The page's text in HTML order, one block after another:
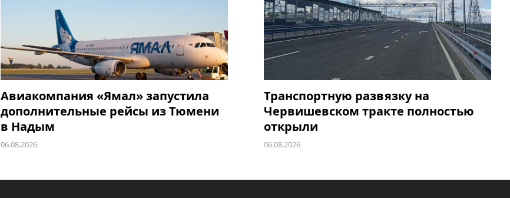
Авиакомпания «Ямал» запустила
дополнительные рейсы из Тюмени
в Надым
06.08.2026
Транспортную развязку на
Червишевском тракте полностью
открыли
06.08.2026